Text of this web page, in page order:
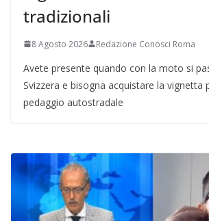
tradizionali
8 Agosto 2026 Redazione Conosci Roma
Avete presente quando con la moto si
Svizzera e bisogna acquistare la vignetta
pedaggio autostradale